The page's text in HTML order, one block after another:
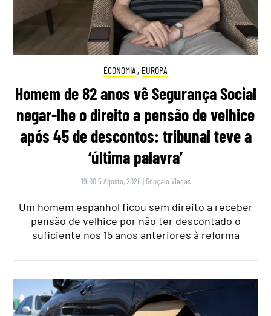
ECONOMIA , EUROPA
Homem de 82 anos vê Segurança Social
negar-lhe o direito a pensão de velhice
após 45 de descontos: tribunal teve a
‘última palavra’
19:00 5 Agosto, 2026 | Gonçalo Viegas
Um homem espanhol ficou sem direito a receber
pensão de velhice por não ter descontado o
suficiente nos 15 anos anteriores à reforma